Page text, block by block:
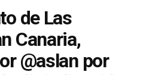
de Las
Canaria,
@aslan por